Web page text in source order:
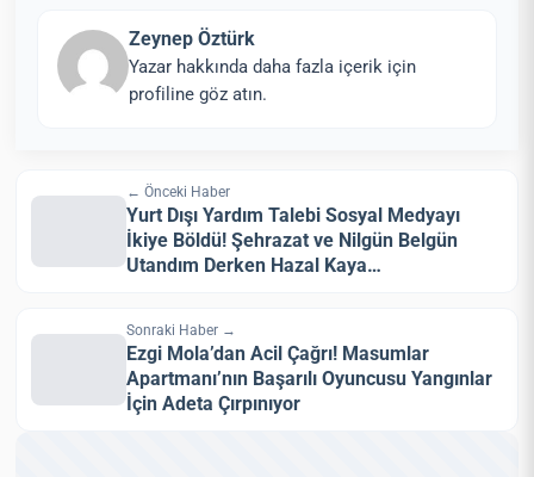
Zeynep Öztürk
Yazar hakkında daha fazla içerik için
profiline göz atın.
← Önceki Haber
Yurt Dışı Yardım Talebi Sosyal Medyayı
İkiye Böldü! Şehrazat ve Nilgün Belgün
Utandım Derken Hazal Kaya…
Sonraki Haber →
Ezgi Mola’dan Acil Çağrı! Masumlar
Apartmanı’nın Başarılı Oyuncusu Yangınlar
İçin Adeta Çırpınıyor